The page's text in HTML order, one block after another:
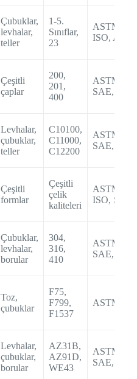
Çubuklar,
levhalar,
teller
1-5.
Sınıflar,
23
ASTM,
ISO, AMS
Çeşitli
çaplar
200,
201,
400
ASTM,
SAE, AMS
Levhalar,
çubuklar,
teller
C10100,
C11000,
C12200
ASTM,
SAE, EN
Çeşitli
formlar
Çeşitli
çelik
kaliteleri
ASTM,
ISO, SAE
Çubuklar,
levhalar,
borular
304,
316,
410
ASTM,
SAE, ISO
Toz,
çubuklar
F75,
F799,
F1537
ASTM,
Levhalar,
çubuklar,
borular
AZ31B,
AZ91D,
WE43
ASTM,
SAE, ISO